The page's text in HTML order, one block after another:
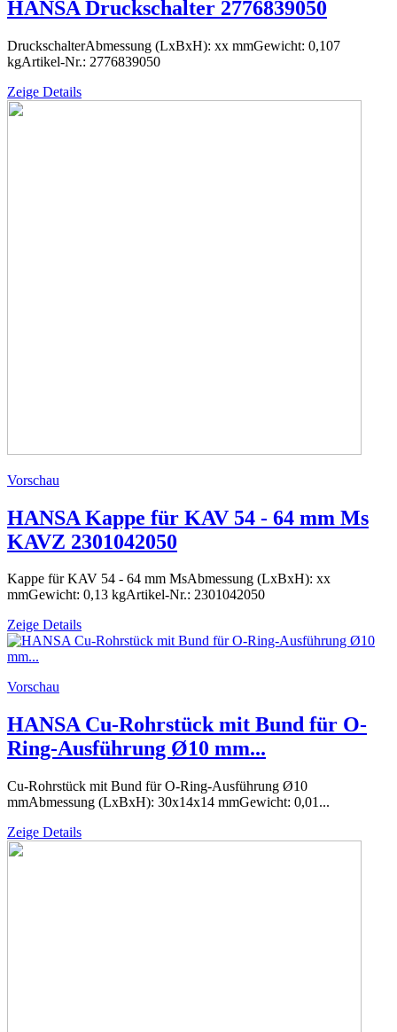
HANSA Druckschalter 2776839050
DruckschalterAbmessung (LxBxH): xx mmGewicht: 0,107
kgArtikel-Nr.: 2776839050
Zeige Details
Vorschau
HANSA Kappe für KAV 54 - 64 mm Ms
KAVZ 2301042050
Kappe für KAV 54 - 64 mm MsAbmessung (LxBxH): xx
mmGewicht: 0,13 kgArtikel-Nr.: 2301042050
Zeige Details
Vorschau
HANSA Cu-Rohrstück mit Bund für O-
Ring-Ausführung Ø10 mm...
Cu-Rohrstück mit Bund für O-Ring-Ausführung Ø10
mmAbmessung (LxBxH): 30x14x14 mmGewicht: 0,01...
Zeige Details